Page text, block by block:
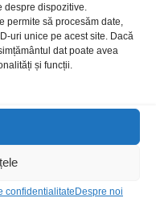
dispozitive.
permite să procesăm date,
uri unice pe acest site. Dacă
dat poate avea
și funcții.
confidentialitateDespre noi